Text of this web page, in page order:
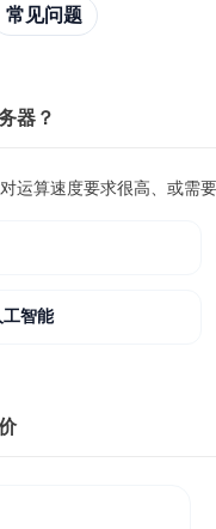
常见问题
器？
运算速度要求很高、或需
智能